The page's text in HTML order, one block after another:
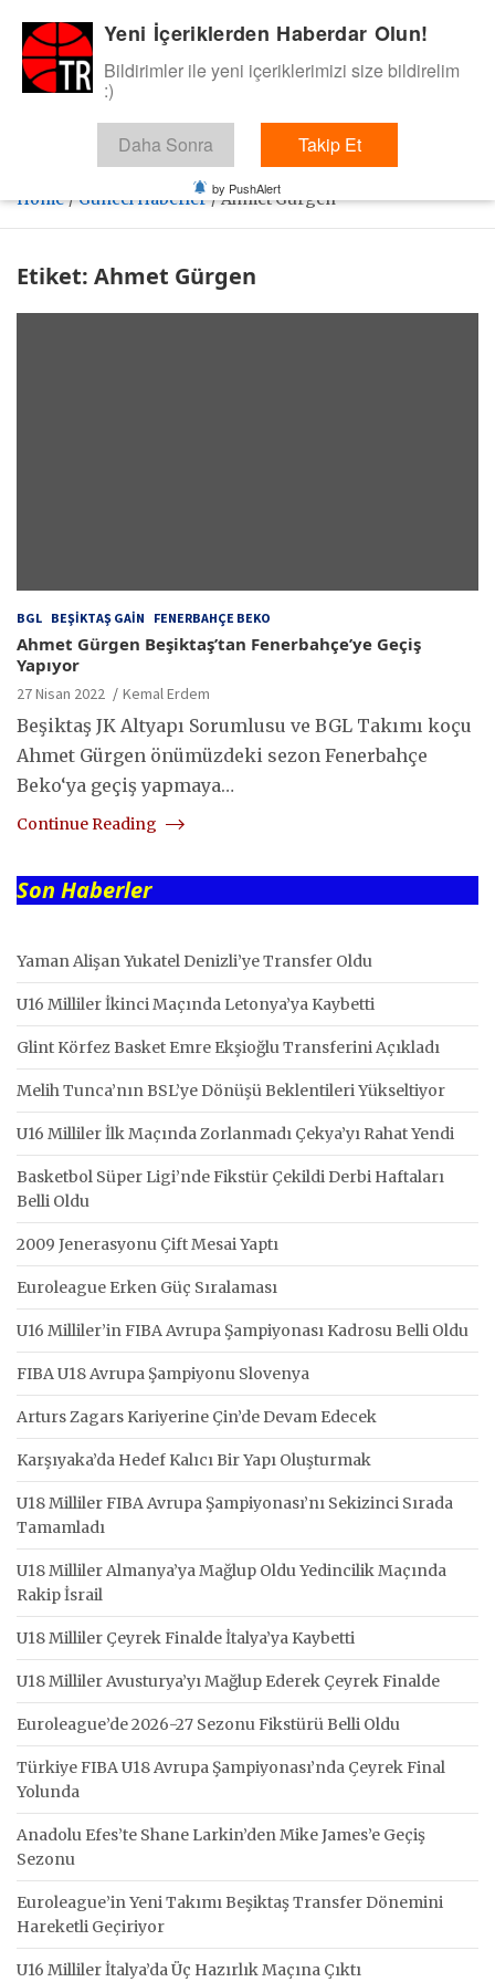
content
BasketTR
Sol dip çizgiden bir basket de bizden gelsin dedik.
Home Güncel Haberler Ahmet Gürgen
Etiket: Ahmet Gürgen
BGL BEŞIKTAŞ GAIN FENERBAHÇE BEKO
Ahmet Gürgen Beşiktaş’tan Fenerbahçe’ye Geçiş
Yapıyor
27 Nisan 2022 Kemal Erdem
Beşiktaş JK Altyapı Sorumlusu ve BGL Takımı koçu
Ahmet Gürgen önümüzdeki sezon Fenerbahçe
Beko‘ya geçiş yapmaya…
Continue Reading
Son Haberler
Yaman Alişan Yukatel Denizli’ye Transfer Oldu
U16 Milliler İkinci Maçında Letonya’ya Kaybetti
Glint Körfez Basket Emre Ekşioğlu Transferini Açıkladı
Melih Tunca’nın BSL’ye Dönüşü Beklentileri Yükseltiyor
U16 Milliler İlk Maçında Zorlanmadı Çekya’yı Rahat Yendi
Basketbol Süper Ligi’nde Fikstür Çekildi Derbi Haftaları
Belli Oldu
2009 Jenerasyonu Çift Mesai Yaptı
Euroleague Erken Güç Sıralaması
U16 Milliler’in FIBA Avrupa Şampiyonası Kadrosu Belli Oldu
FIBA U18 Avrupa Şampiyonu Slovenya
Arturs Zagars Kariyerine Çin’de Devam Edecek
Karşıyaka’da Hedef Kalıcı Bir Yapı Oluşturmak
U18 Milliler FIBA Avrupa Şampiyonası’nı Sekizinci Sırada
Tamamladı
U18 Milliler Almanya’ya Mağlup Oldu Yedincilik Maçında
Rakip İsrail
U18 Milliler Çeyrek Finalde İtalya’ya Kaybetti
U18 Milliler Avusturya’yı Mağlup Ederek Çeyrek Finalde
Euroleague’de 2026-27 Sezonu Fikstürü Belli Oldu
Türkiye FIBA U18 Avrupa Şampiyonası’nda Çeyrek Final
Yolunda
Anadolu Efes’te Shane Larkin’den Mike James’e Geçiş
Sezonu
Euroleague’in Yeni Takımı Beşiktaş Transfer Dönemini
Hareketli Geçiriyor
U16 Milliler İtalya’da Üç Hazırlık Maçına Çıktı
Yeni İçeriklerden Haberdar Olun!
Bildirimler ile yeni içeriklerimizi size bildirelim
:)
Daha Sonra Takip Et
by PushAlert